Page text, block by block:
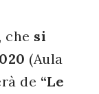
che si
(Aula
de “Le